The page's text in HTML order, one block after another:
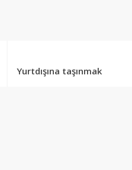
Yurtdışına taşınmak